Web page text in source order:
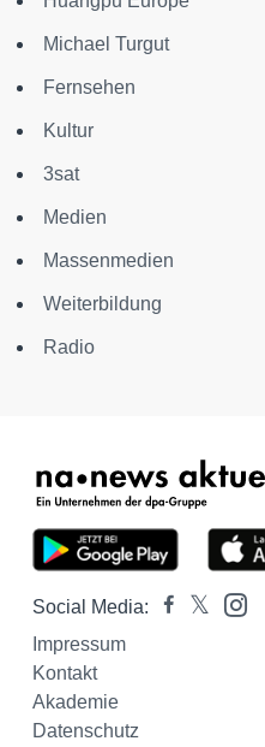
Michael Turgut
Fernsehen
Kultur
3sat
Medien
Massenmedien
Weiterbildung
Radio
Social Media:
Impressum
Kontakt
Akademie
Datenschutz